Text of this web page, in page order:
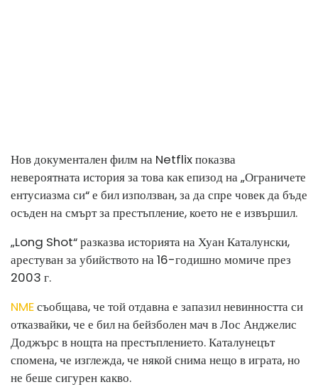
Нов документален филм на Netflix показва
невероятната история за това как епизод на „Ограничете
ентусиазма си“ е бил използван, за да спре човек да бъде
осъден на смърт за престъпление, което не е извършил.
„Long Shot“ разказва историята на Хуан Каталунски,
арестуван за убийството на 16-годишно момиче през
2003 г.
NMEсъобщава, че той отдавна е запазил невинността си
отказвайки, че е бил на бейзболен мач в Лос Анджелис
Доджърс в нощта на престъплението. Каталунецът
спомена, че изглежда, че някой снима нещо в играта, но
не беше сигурен какво.